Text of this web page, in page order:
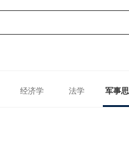
经济学 法学 军事